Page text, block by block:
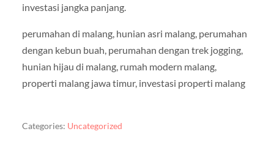
investasi jangka panjang.
perumahan di malang, hunian asri malang, perumahan
dengan kebun buah, perumahan dengan trek jogging,
hunian hijau di malang, rumah modern malang,
properti malang jawa timur, investasi properti malang
Categories: Uncategorized